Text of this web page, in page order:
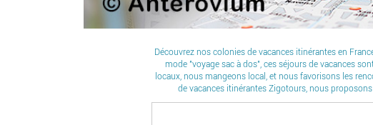
Découvrez nos colonies de vacances itinérantes en
mode "voyage sac à dos", ces séjours de vacances
locaux, nous mangeons local, et nous favorisons les
de vacances itinérantes Zigotours, nous